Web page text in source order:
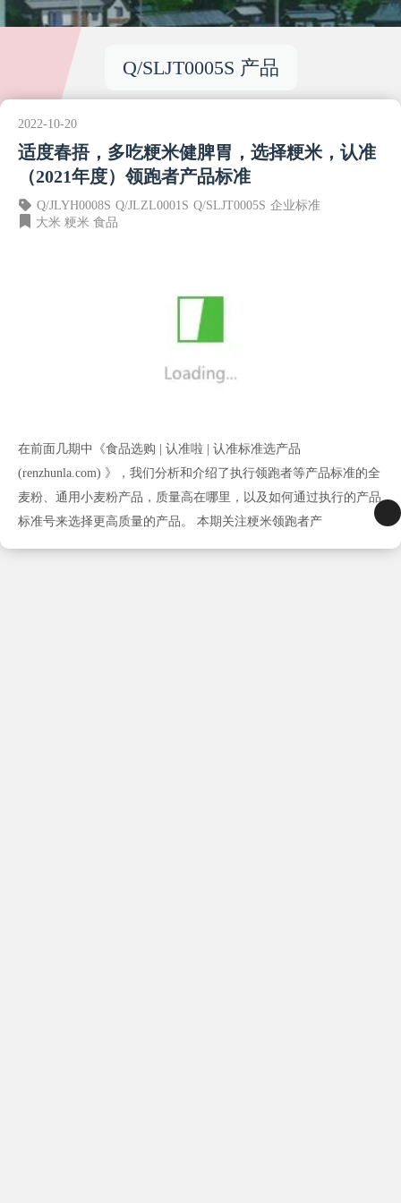
Q/SLJT0005S 产品
2022-10-20
适度春捂，多吃粳米健脾胃，选择粳米，认准
（2021年度）领跑者产品标准
Q/JLYH0008S Q/JLZL0001S Q/SLJT0005S 企业标准
大米 粳米 食品
在前面几期中《食品选购 | 认准啦 | 认准标准选产品
(renzhunla.com) 》，我们分析和介绍了执行领跑者等产品标准的全
麦粉、通用小麦粉产品，质量高在哪里，以及如何通过执行的产品
标准号来选择更高质量的产品。 本期关注粳米领跑者产